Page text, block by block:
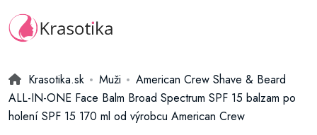
Krasotika.sk Muži
American Crew Shave & Beard
ALL-IN-ONE Face Balm Broad Spectrum SPF 15 balzam po
holení SPF 15 170 ml od výrobcu American Crew